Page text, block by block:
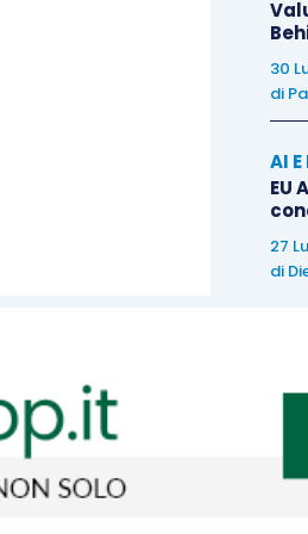
30
di
AI
EU
27
di